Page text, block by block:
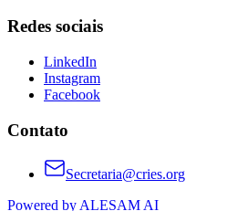
Redes sociais
LinkedIn
Instagram
Facebook
Contato
Secretaria@cries.org
Powered by ALESAM AI